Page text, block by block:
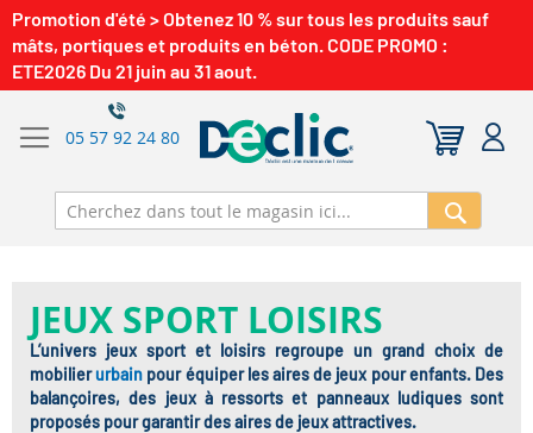
Promotion d'été > Obtenez 10 % sur tous les produits sauf
mâts, portiques et produits en béton. CODE PROMO :
ETE2026 Du 21 juin au 31 aout.
05 57 92 24 80
JEUX SPORT LOISIRS
L’univers jeux sport et loisirs regroupe un grand choix de
mobilierurbain pour équiper les aires de jeux pour enfants. Des
balançoires, des jeux à ressorts et panneaux ludiques sont
proposés pour garantir des aires de jeux attractives.